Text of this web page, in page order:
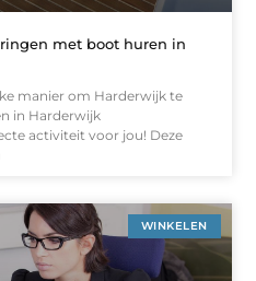
met boot huren in
manier om Harderwijk te
in Harderwijk
activiteit voor jou! Deze
WINKELEN